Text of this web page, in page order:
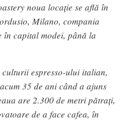
noua locație se află în
Milano, compania
în capital modei, până la
espresso-ului italian,
35 de ani când a ajuns
are 2.300 de metri pătrați,
de a face cafea, în